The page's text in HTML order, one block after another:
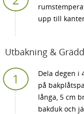
upp till
Utbakning &
Dela degen i
på
långa, 5 cm
bakduk och